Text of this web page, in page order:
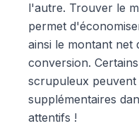
l'autre. Trouver le
permet
ainsi le montant net
conversion.
scrupuleux peuvent
supplémentaires
attentifs !